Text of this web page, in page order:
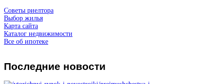
Советы риелтора
Выбор жилья
Карта сайта
Каталог недвижимости
Все об ипотеке
Последние новости